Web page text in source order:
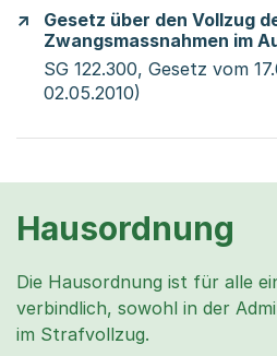
Gesetz über den Vollzug
Zwangsmassnahmen im
SG 122.300, Gesetz vom
02.05.2010)
Hausordnung
Die Hausordnung ist für alle
verbindlich, sowohl in der
im Strafvollzug.